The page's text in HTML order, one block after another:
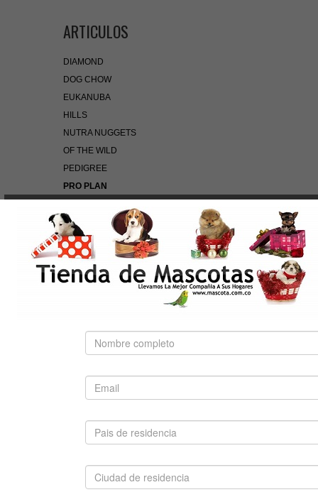
ARTICULOS
DIAMOND
DOG CHOW
EUKANUBA
HILLS
NUTRA NUGGETS
OF THE WILD
PEDIGREE
PRO PLAN
BÚSQUEDA RÁPIDA
Use palabras clave para encontrar el producto que
busca.
Búsqueda Avanzada
SUGERIDO